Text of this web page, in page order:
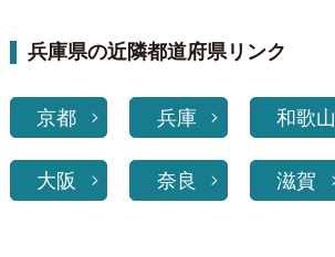
兵庫県の近隣都道府県リンク
京都 兵庫 和歌山
大阪 奈良 滋賀